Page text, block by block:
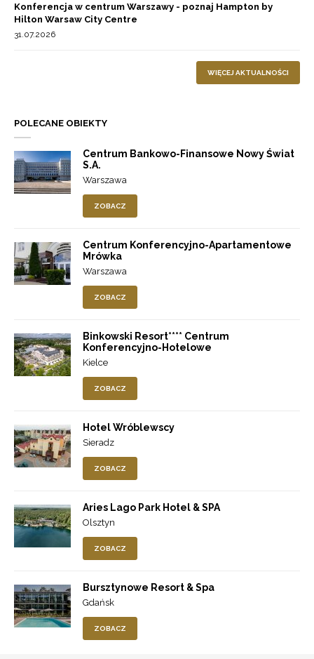
Konferencja w centrum Warszawy - poznaj Hampton by
Hilton Warsaw City Centre
31.07.2026
WIĘCEJ AKTUALNOŚCI
POLECANE OBIEKTY
Centrum Bankowo-Finansowe Nowy Świat
S.A.
Warszawa
ZOBACZ
Centrum Konferencyjno-Apartamentowe
Mrówka
Warszawa
ZOBACZ
Binkowski Resort**** Centrum
Konferencyjno-Hotelowe
Kielce
ZOBACZ
Hotel Wróblewscy
Sieradz
ZOBACZ
Aries Lago Park Hotel & SPA
Olsztyn
ZOBACZ
Bursztynowe Resort & Spa
Gdańsk
ZOBACZ